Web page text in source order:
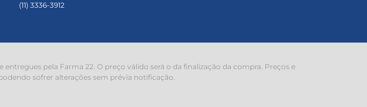
(11) 3336-3912
pela Farma 22. O preço válido será o da finalização da compra. Preços e
sofrer alterações sem prévia notificação.